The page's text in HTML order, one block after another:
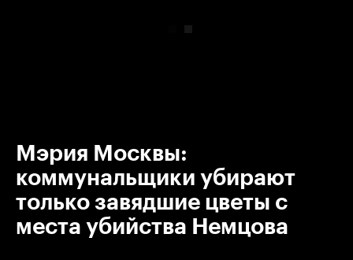
Мэрия Москвы:
коммунальщики убирают
только завядшие цветы с
места убийства Немцова